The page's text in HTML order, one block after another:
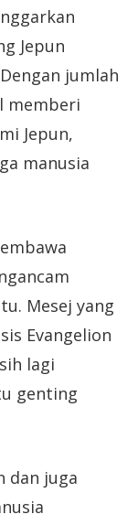
Jepun
jumlah
memberi
Jepun,
manusia
Mesej yang
Evangelion
lagi
genting
dan juga